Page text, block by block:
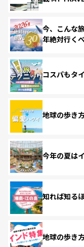
今、こんな
年絶対行く
コスパもタ
地球の歩き
今年の夏は
知れば知る
地球の歩き